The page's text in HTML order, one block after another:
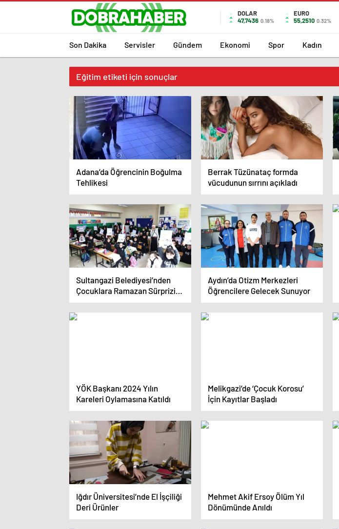
DOLAR
47,7436 0.18%
EURO
55,2510 0.32%
Son Dakika Servisler Gündem Ekonomi Spor Kadın
Eğitim etiketi için sonuçlar
Adana’da Öğrencinin Boğulma
Tehlikesi
Berrak Tüzünataç formda
vücudunun sırrını açıkladı
Sultangazi Belediyesi’nden
Çocuklara Ramazan Sürprizi:
Çat Kapı Tiyatro
Aydın’da Otizm Merkezleri
Öğrencilere Gelecek Sunuyor
YÖK Başkanı 2024 Yılın
Kareleri Oylamasına Katıldı
Melikgazi’de ‘Çocuk Korosu’
İçin Kayıtlar Başladı
Iğdır Üniversitesi’nde El İşçiliği
Deri Ürünler
Mehmet Akif Ersoy Ölüm Yıl
Dönümünde Anıldı